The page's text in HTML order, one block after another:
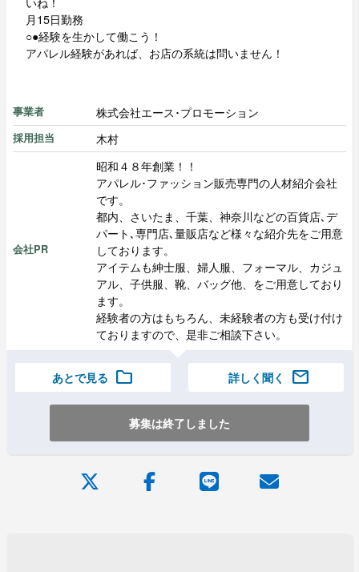
月15日勤務
○●経験を生かして働こう！
アパレル経験があれば、お店の系統は問いません！
事業者 株式会社エース･プロモーション
採用担当 木村
会社PR
昭和４８年創業！！
アパレル･ファッション販売専門の人材紹介会社
です。
都内、さいたま、千葉、神奈川などの百貨店､デ
パート､専門店､量販店など様々な紹介先をご用意
しております。
アイテムも紳士服、婦人服、フォーマル、カジュ
アル、子供服、靴、バッグ他、をご用意しており
ます。
経験者の方はもちろん、未経験者の方も受け付け
ておりますので、是非ご相談下さい。
あとで見る folder 詳しく聞く mail
募集は終了しました